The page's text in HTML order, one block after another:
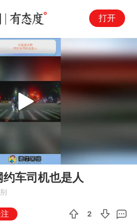
打开
01:11
Play
车司机也是人
2